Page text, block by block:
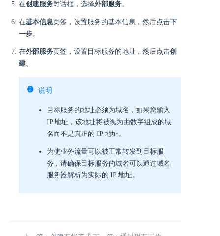
在创建服务对话框，选择外部服务。
在基本信息页签，设置服务的基本信息，然后点击下
一步。
在外部服务页签，设置目标服务的地址，然后点击创
建。
说明
目标服务的地址必须为域名，如果您输入
IP 地址，该地址将被视为由数字组成的域
名而不是真正的 IP 地址。
为使业务流量可以被正常转发到目标服
务，请确保目标服务的域名可以通过域名
服务器解析为实际的 IP 地址。